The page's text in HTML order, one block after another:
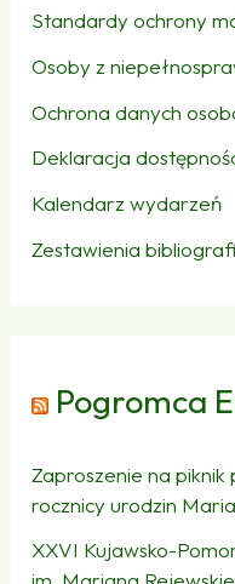
Standardy ochrony
Osoby z
Ochrona danych
Deklaracja
Kalendarz wydarzeń
Zestawienia
Pogromca
Zaproszenie na piknik
rocznicy urodzin
XXVI Kujawsko-